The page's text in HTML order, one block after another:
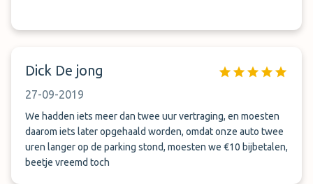
Dick De jong
27-09-2019
We hadden iets meer dan twee uur vertraging, en moesten
daarom iets later opgehaald worden, omdat onze auto twee
uren langer op de parking stond, moesten we €10 bijbetalen,
beetje vreemd toch